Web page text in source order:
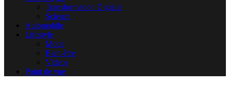
Transformation Digitale
Science
Automobile
Lifestyle
Mode
Bien-être
Videos
Point de vue